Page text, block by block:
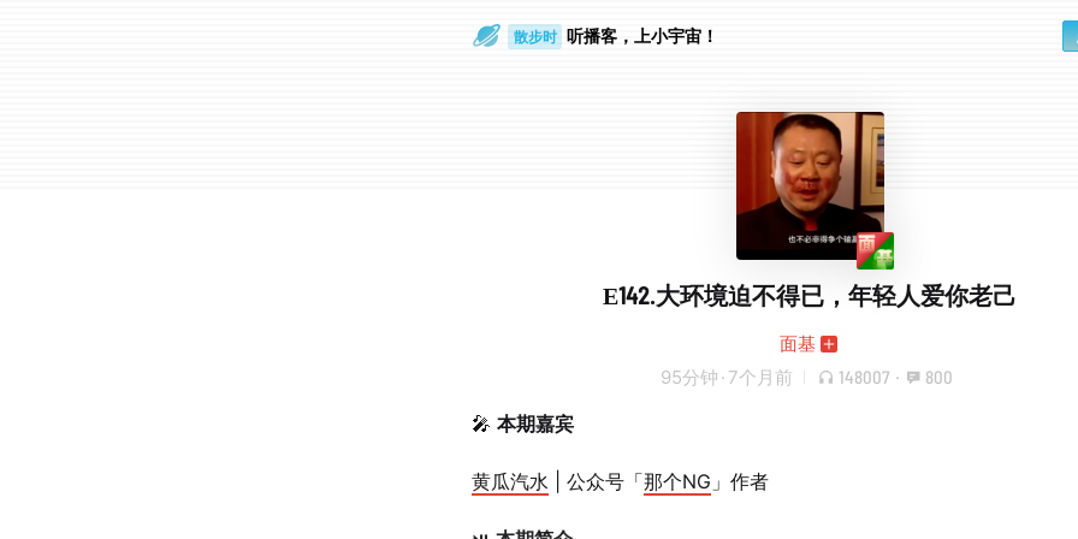
通勤路上 听播客，上小宇宙！
E142.大环境迫不得已，年轻人爱你老己
面基
95分钟 · 7个月前 148007 · 800
🎤 本期嘉宾
黄瓜汽水 | 公众号「那个NG 」作者